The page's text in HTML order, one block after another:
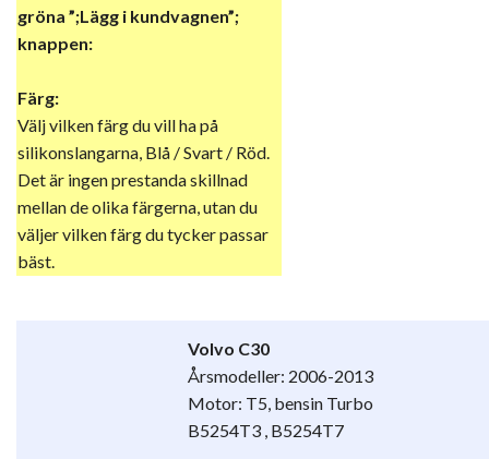
gröna ”;Lägg i kundvagnen”;
knappen:
Färg:
Välj vilken färg du vill ha på
silikonslangarna, Blå / Svart / Röd.
Det är ingen prestanda skillnad
mellan de olika färgerna, utan du
väljer vilken färg du tycker passar
bäst.
Volvo C30
Årsmodeller: 2006-2013
Motor: T5, bensin Turbo
B5254T3 , B5254T7